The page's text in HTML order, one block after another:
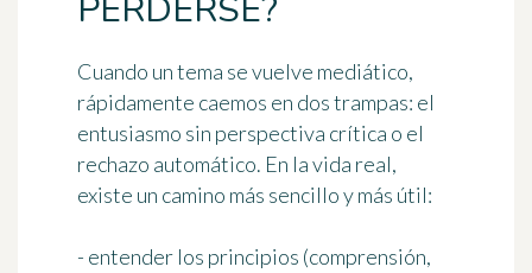
PERDERSE?
Cuando un tema se vuelve mediático,
rápidamente caemos en dos trampas: el
entusiasmo sin perspectiva crítica o el
rechazo automático. En la vida real,
existe un camino más sencillo y más útil:
- entender los principios (comprensión,